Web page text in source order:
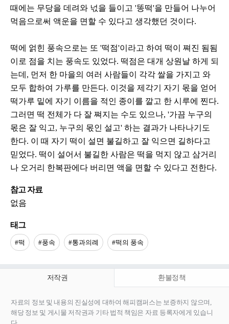
때에는 무당을 데려와 넋을 들이고 '똥떡'을 만들어 나누어
먹음으로써 액운을 면할 수 있다고 생각했던 것이다.
떡에 얽힌 풍속으로는 또 '떡점'이라고 하여 떡이 쪄진 됨됨
이로 점을 치는 풍속도 있었다. 떡점은 대개 상원날 하게 되
는데, 먼저 한 마을의 여러 사람들이 각각 쌀을 가지고 와
모두 합하여 가루를 만든다. 이것을 제각기 자기 몫을 얻어
떡가루 밑에 자기 이름을 적인 종이를 깔고 한 시루에 찐다.
그러면 떡 전체가 다 잘 쪄지는 수도 있으나, '가끔 누구의
몫은 잘 익고, 누구의 몫인 설고' 하는 결과가 나타나기도
한다. 이 때 자기 떡이 설면 불길하고 잘 익으면 길하다고
믿었다. 떡이 설어서 불길한 사람은 떡을 먹지 않고 삼거리
나 오거리 한복판에다 버리면 액을 면할 수 있다고 전한다.
참고 자료
없음
태그
#떡 #풍속 #통과의례 #떡의 풍속
저작권 환불정책
자료의 정보 및 내용의 진실성에 대하여 해피캠퍼스는 보증하지 않으며,
해당 정보 및 게시물 저작권과 기타 법적 책임은 자료 등록자에게 있습니